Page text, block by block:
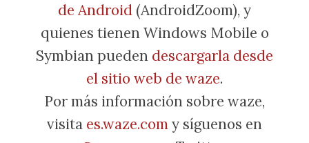
de Android (AndroidZoom), y
quienes tienen Windows Mobile o
Symbian pueden descargarla desde
el sitio web de waze.
Por más información sobre waze,
visita es.waze.comy síguenos en